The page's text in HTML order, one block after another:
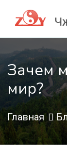
Зачем
мир?
Главная